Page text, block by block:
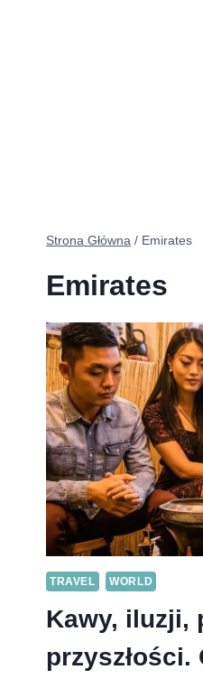
Strona Główna / Emirates
Emirates
TRAVEL WORLD
Kawy, iluzji,
przyszłości.